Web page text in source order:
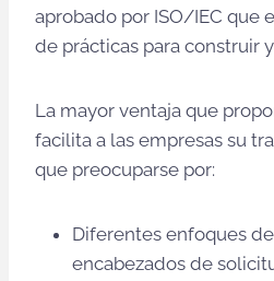
aprobado por ISO/IEC que
de prácticas para construir y
La mayor ventaja que
facilita a las empresas su
que preocuparse por:
Diferentes enfoques
encabezados de